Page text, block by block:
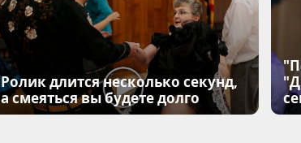
Ролик длится несколько секунд,
а смеяться вы будете долго